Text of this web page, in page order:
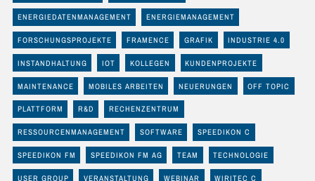
ENERGIEDATENMANAGEMENT ENERGIEMANAGEMENT
FORSCHUNGSPROJEKTE FRAMENCE GRAFIK INDUSTRIE 4.0
INSTANDHALTUNG IOT KOLLEGEN KUNDENPROJEKTE
MAINTENANCE MOBILES ARBEITEN NEUERUNGEN OFF TOPIC
PLATTFORM R&D RECHENZENTRUM
RESSOURCENMANAGEMENT SOFTWARE SPEEDIKON C
SPEEDIKON FM SPEEDIKON FM AG TEAM TECHNOLOGIE
USER GROUP VERANSTALTUNG WEBINAR WIRITEC C